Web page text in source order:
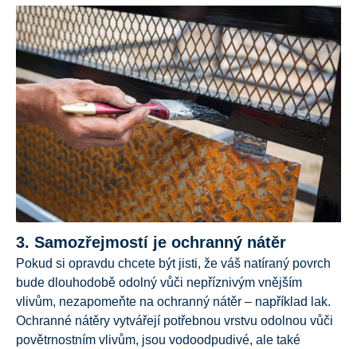
3. Samozřejmostí je ochranný nátěr
Pokud si opravdu chcete být jisti, že váš natíraný povrch
bude dlouhodobě odolný vůči nepříznivým vnějším
vlivům, nezapomeňte na ochranný nátěr – například lak.
Ochranné nátěry vytvářejí potřebnou vrstvu odolnou vůči
povětrnostním vlivům, jsou vodoodpudivé, ale také